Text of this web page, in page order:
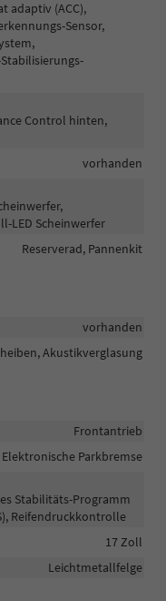
adaptiv (ACC),
Sensor,
Control hinten,
vorhanden
LED Scheinwerfer
Reserverad, Pannenkit
vorhanden
Akustikverglasung
Frontantrieb
Elektronische Parkbremse
Stabilitäts-Programm
Reifendruckkontrolle
17 Zoll
Leichtmetallfelge